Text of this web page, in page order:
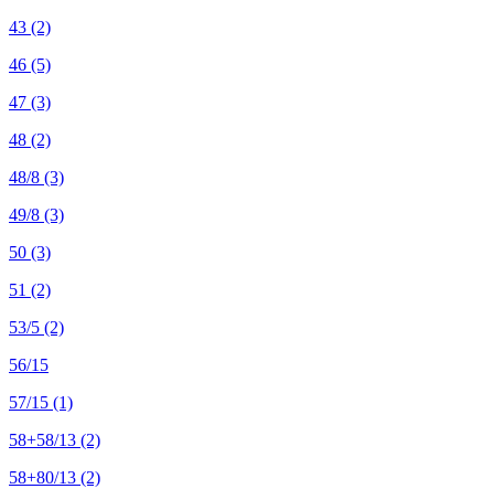
43 (2)
46 (5)
47 (3)
48 (2)
48/8 (3)
49/8 (3)
50 (3)
51 (2)
53/5 (2)
56/15
57/15 (1)
58+58/13 (2)
58+80/13 (2)